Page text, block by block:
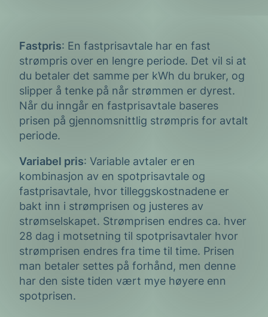
Fastpris: En fastprisavtale har en fast
strømpris over en lengre periode. Det vil si at
du betaler det samme per kWh du bruker, og
slipper å tenke på når strømmen er dyrest.
Når du inngår en fastprisavtale baseres
prisen på gjennomsnittlig strømpris for avtalt
periode.
Variabel pris: Variable avtaler er en
kombinasjon av en spotprisavtale og
fastprisavtale, hvor tilleggskostnadene er
bakt inn i strømprisen og justeres av
strømselskapet. Strømprisen endres ca. hver
28 dag i motsetning til spotprisavtaler hvor
strømprisen endres fra time til time. Prisen
man betaler settes på forhånd, men denne
har den siste tiden vært mye høyere enn
spotprisen.